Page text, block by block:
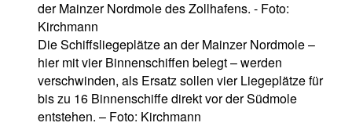
Die Schiffsliegeplätze an der Mainzer Nordmole –
hier mit vier Binnenschiffen belegt – werden
verschwinden, als Ersatz sollen vier Liegeplätze für
bis zu 16 Binnenschiffe direkt vor der Südmole
entstehen. – Foto: Kirchmann